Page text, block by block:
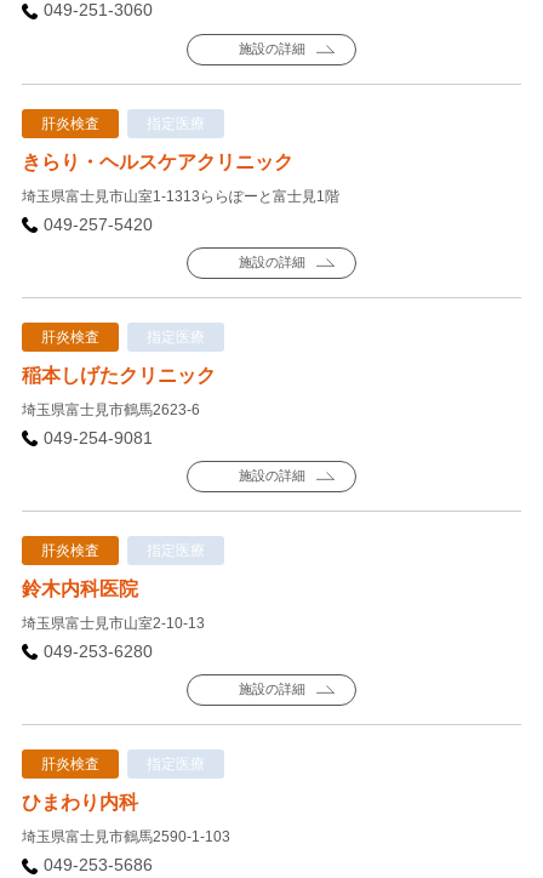
049-251-3060
施設の詳細
肝炎検査 指定医療
きらり・ヘルスケアクリニック
埼玉県富士見市山室1-1313ららぽーと富士見1階
049-257-5420
施設の詳細
肝炎検査 指定医療
稲本しげたクリニック
埼玉県富士見市鶴馬2623-6
049-254-9081
施設の詳細
肝炎検査 指定医療
鈴木内科医院
埼玉県富士見市山室2-10-13
049-253-6280
施設の詳細
肝炎検査 指定医療
ひまわり内科
埼玉県富士見市鶴馬2590-1-103
049-253-5686